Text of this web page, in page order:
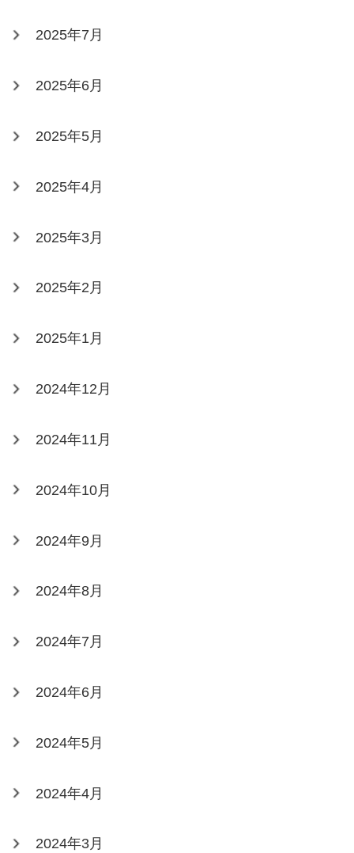
2025年7月
2025年6月
2025年5月
2025年4月
2025年3月
2025年2月
2025年1月
2024年12月
2024年11月
2024年10月
2024年9月
2024年8月
2024年7月
2024年6月
2024年5月
2024年4月
2024年3月